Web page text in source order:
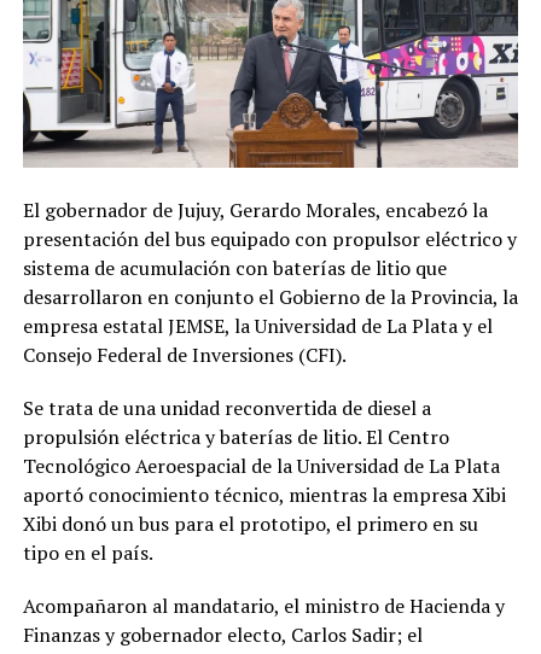
El gobernador de Jujuy, Gerardo Morales, encabezó la
presentación del bus equipado con propulsor eléctrico y
sistema de acumulación con baterías de litio que
desarrollaron en conjunto el Gobierno de la Provincia, la
empresa estatal JEMSE, la Universidad de La Plata y el
Consejo Federal de Inversiones (CFI).
Se trata de una unidad reconvertida de diesel a
propulsión eléctrica y baterías de litio. El Centro
Tecnológico Aeroespacial de la Universidad de La Plata
aportó conocimiento técnico, mientras la empresa Xibi
Xibi donó un bus para el prototipo, el primero en su
tipo en el país.
Acompañaron al mandatario, el ministro de Hacienda y
Finanzas y gobernador electo, Carlos Sadir; el